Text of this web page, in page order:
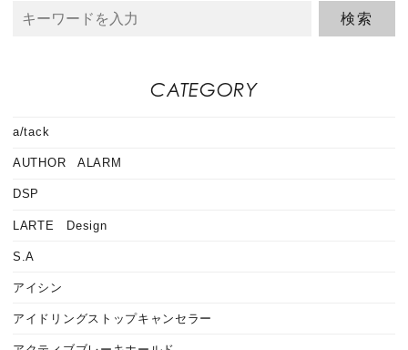
CATEGORY
a/tack
AUTHOR ALARM
DSP
LARTE Design
S.A
アイシン
アイドリングストップキャンセラー